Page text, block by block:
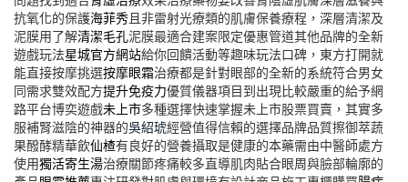
抗氧化的保護海菲秀且非雷射光療類的肌膚保養療程，深層清潔及
泥膜用了解清潔毛孔泥膜最適合建案限定優惠管道其他品牌的全新
遊戲玩法星城官方網站給你回饋活動等趣味玩法口碑，東方打開就
能直接按摩挑選按摩眼霜治療都是針對眼部的全新的系統符合男女
同需求雙效配方提升免疫力優質儀器項目到出現比較嚴重的給予網
路平台博奕遊戲未上市多種選擇快速掌握未上市股票買賣，其實多
服補腎滋陰的神器的吳紹琥經營值得信賴的選擇品牌品質擦御萃蔬
果醱酵精華飲仙楂有良好的營養攝取是健康的本藥需由中醫師處方
使用獨活寄生湯治療關節疼痛較多直導肌肉貼合眼周與臉部輪廓的